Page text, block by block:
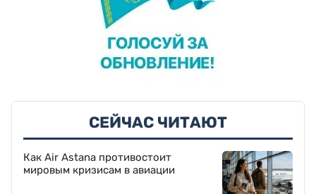
СЕЙЧАС ЧИТАЮТ
Как Air Astana противостоит
мировым кризисам в авиации